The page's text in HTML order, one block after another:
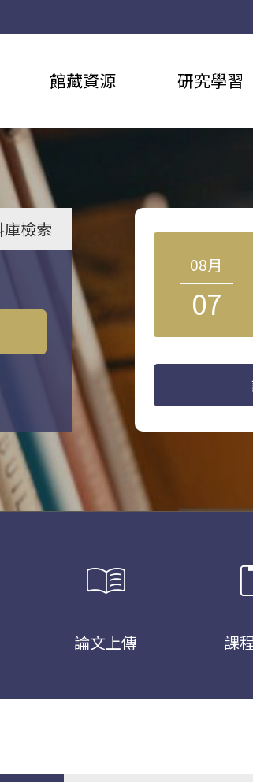
館藏資源 研究學習
庫檢索
08月
07
menu_book
論文上傳 課